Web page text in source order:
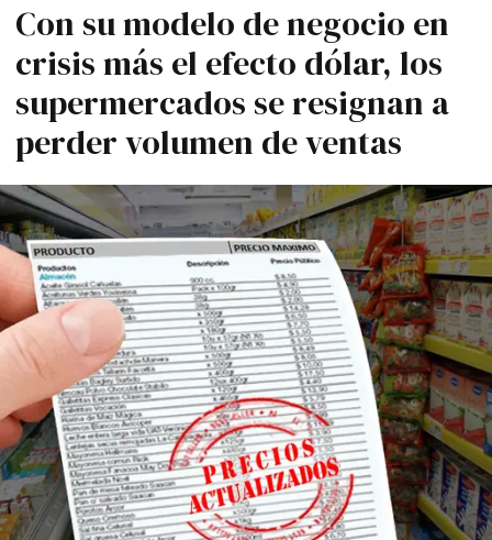
Con su modelo de negocio en
crisis más el efecto dólar, los
supermercados se resignan a
perder volumen de ventas